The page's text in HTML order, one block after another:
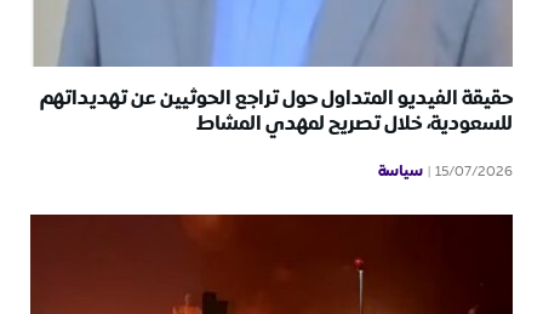
حقيقة الفيديو المتداول حول تراجع الحوثيين عن تهديداتهم
للسعودية، خلال تصريح لمهدي المشاط
15/07/2026 سياسة